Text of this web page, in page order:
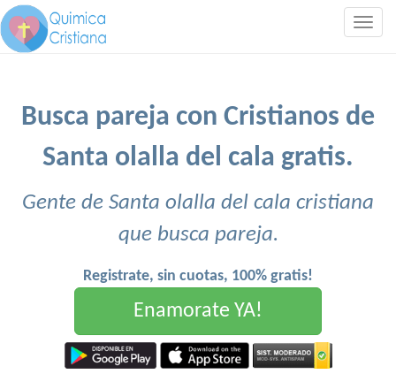
Busca pareja con Cristianos de
Santa olalla del cala gratis.
Gente de Santa olalla del cala cristiana
que busca pareja.
Registrate, sin cuotas, 100% gratis!
Enamorate YA!